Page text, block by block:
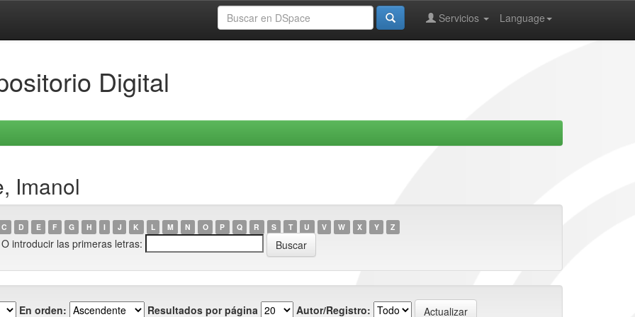
Language
Servicios
Digital
Imanol
C D E F G H I J K L M N O P Q R S T U V W X Y Z
O introducir las primeras letras:
En orden: Resultados por página Autor/Registro: